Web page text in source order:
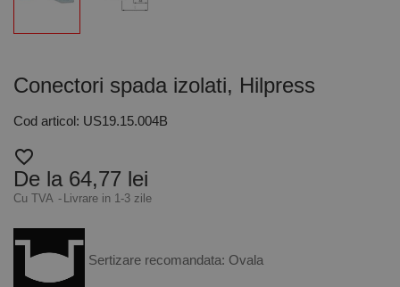
Conectori spada izolati, Hilpress
Cod articol: US19.15.004B
favorite_border
De la 64,77 lei
Cu TVA Livrare in 1-3 zile
Sertizare recomandata: Ovala